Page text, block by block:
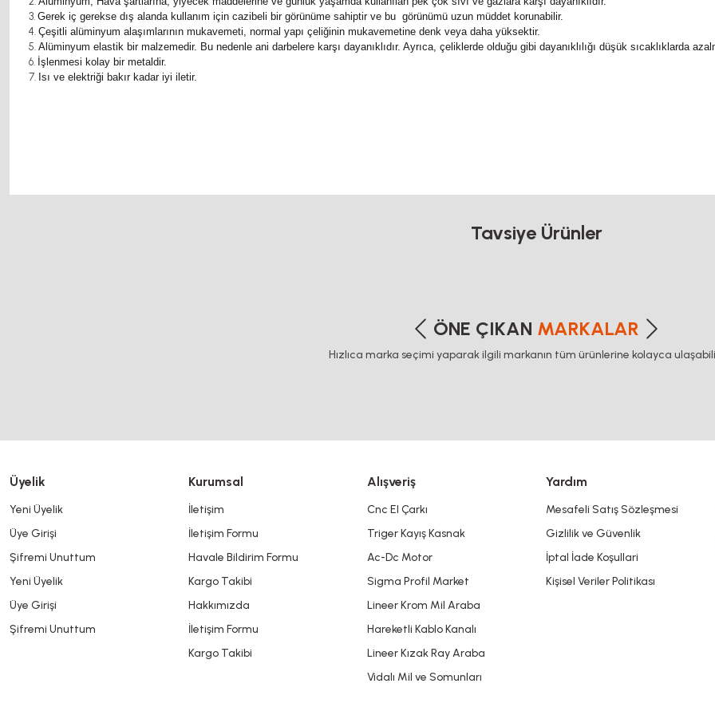
Gerek iç gerekse dış alanda kullanım için cazibeli bir görünüme sahiptir ve bu görünümü uzun müddet korunabilir.
Çeşitli alüminyum alaşımlarının mukavemeti, normal yapı çeliğinin mukavemetine denk veya daha yüksektir.
Alüminyum elastik bir malzemedir. Bu nedenle ani darbelere karşı dayanıklıdır. Ayrıca, çeliklerde olduğu gibi dayanıklılığı düşük sıcaklıklarda
İşlenmesi kolay bir metaldir.
Isı ve elektriği bakır kadar iyi iletir.
Bu ürüne ilk yorumu siz yapın!
Bu ürünün fiyat bilgisi, resim, ürün açıklamalarında ve diğer konularda yetersiz gördüğünüz noktaları öneri formunu kullanarak tarafımıza iletebilirsiniz.
Tavsiye Ürünler
6,29 TL KDV Dahil
Saplamalı Tırtıllı Somun KANAL 8 M6X25
11,44 TL KDV Dahil
8,58 TL
ÖNE ÇIKAN MARKALAR
Hızlıca marka seçimi yaparak ilgili markanın tüm ürünlerine kolayca
Üyelik
Yeni Üyelik
Üye Girişi
Şifremi Unuttum
Yeni Üyelik
Üye Girişi
Şifremi Unuttum
Kurumsal
İletişim
İletişim Formu
Havale Bildirim Formu
Kargo Takibi
Hakkımızda
İletişim Formu
Kargo Takibi
Alışveriş
Cnc El Çarkı
Triger Kayış Kasnak
Ac-Dc Motor
Sigma Profil Market
Lineer Krom Mil Araba
Hareketli Kablo Kanalı
Lineer Kızak Ray Araba
Vidalı Mil ve Somunları
Yardım
Mesafeli Satış Sözleşmesi
Gizlilik ve Güvenlik
İptal İade Koşullari
Kişisel Veriler Politikası